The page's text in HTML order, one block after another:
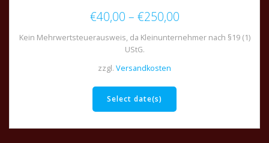
€40,00 – €250,00
Kein Mehrwertsteuerausweis, da Kleinunternehmer nach §19 (1)
UStG.
zzgl. Versandkosten
Select date(s)
Dieses
weist